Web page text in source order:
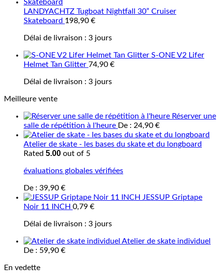
LANDYACHTZ Tugboat Nightfall 30” Cruiser
Skateboard 198,90 €
Délai de livraison : 3 jours
S-ONE V2 Lifer
Helmet Tan Glitter 74,90 €
Délai de livraison : 3 jours
Meilleure vente
Réserver une
salle de répétition à l'heure De : 24,90 €
Atelier de skate - les bases du skate et du longboard
Rated 5.00 out of 5
évaluations globales vérifiées
De : 39,90 €
JESSUP Griptape
Noir 11 INCH 0,79 €
Délai de livraison : 3 jours
Atelier de skate individuel
De : 59,90 €
En vedette